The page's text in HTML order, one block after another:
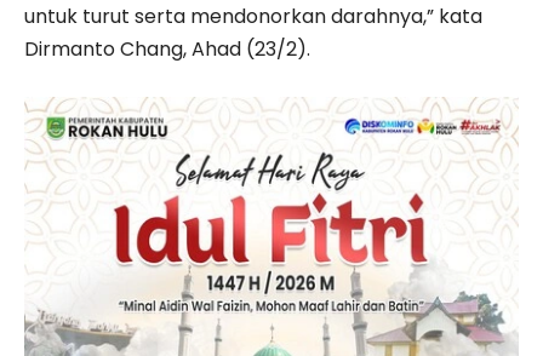
untuk turut serta mendonorkan darahnya,” kata
Dirmanto Chang, Ahad (23/2).